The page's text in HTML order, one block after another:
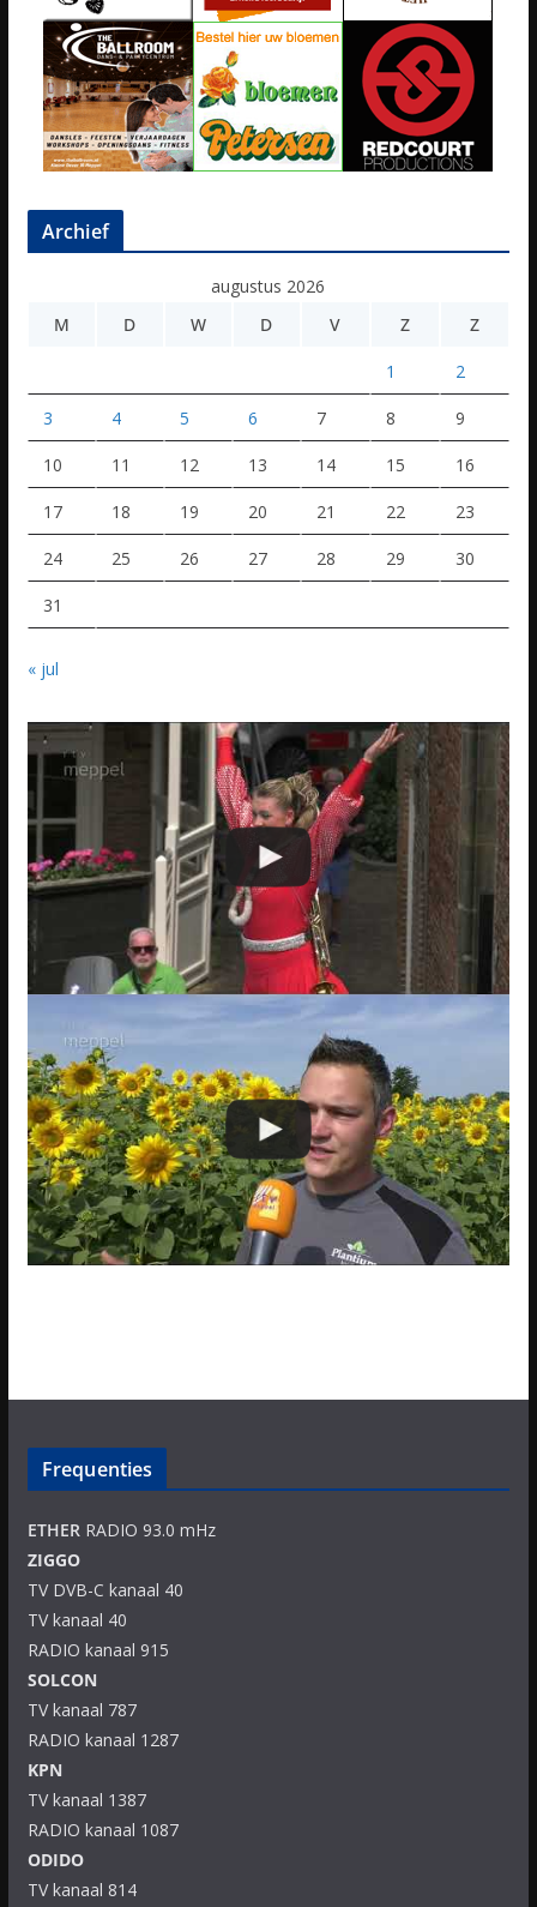
Archief
augustus 2026
M
D W D V Z Z
1 2
3 4 5 6 7 8 9
10 11 12 13 14 15 16
17 18 19 20 21 22 23
24 25 26 27 28 29 30
31
« jul
Frequenties
ETHERRADIO 93.0 mHz
ZIGGO
TV DVB-C kanaal 40
TV kanaal 40
RADIO kanaal 915
SOLCON
TV kanaal 787
RADIO kanaal 1287
KPN
TV kanaal 1387
RADIO kanaal 1087
ODIDO
TV kanaal 814